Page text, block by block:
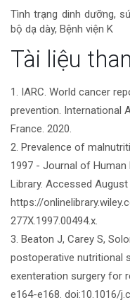
tiết
bài
viết
Tình trạng dinh dưỡng,
bộ dạ dày, Bệnh viện K
Tài liệu
1. IARC. World cancer
prevention. International
France. 2020.
2. Prevalence of
1997 - Journal of Human
Library. Accessed August
https://
277X.1997.00494.x.
3. Beaton J, Carey S,
postoperative nutritional
exenteration surgery for
e164-e168. doi:10.1016/